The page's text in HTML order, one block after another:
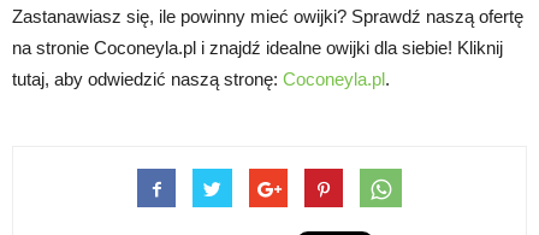
Zastanawiasz się, ile powinny mieć owijki? Sprawdź naszą ofertę
na stronie Coconeyla.pl i znajdź idealne owijki dla siebie! Kliknij
tutaj, aby odwiedzić naszą stronę: Coconeyla.pl.